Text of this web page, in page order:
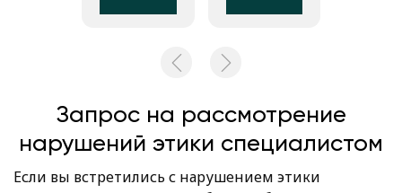
Запрос на рассмотрение
нарушений этики специалистом
Если вы встретились с нарушением этики